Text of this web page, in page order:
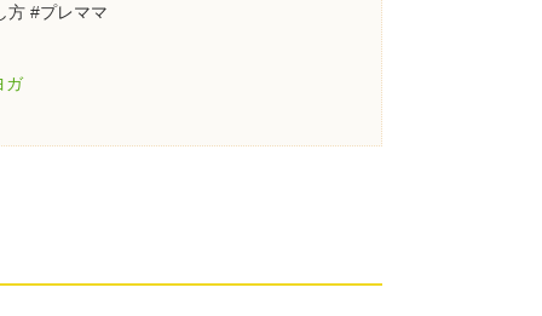
#プレママ
ガ